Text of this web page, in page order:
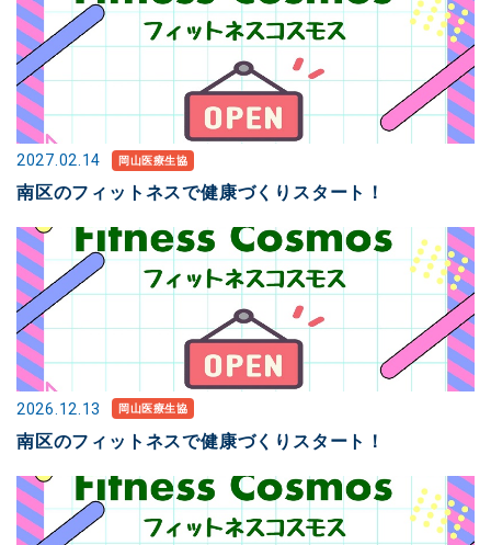
2027.02.14 岡山医療生協
南区のフィットネスで健康づくりスタート！
2026.12.13 岡山医療生協
南区のフィットネスで健康づくりスタート！